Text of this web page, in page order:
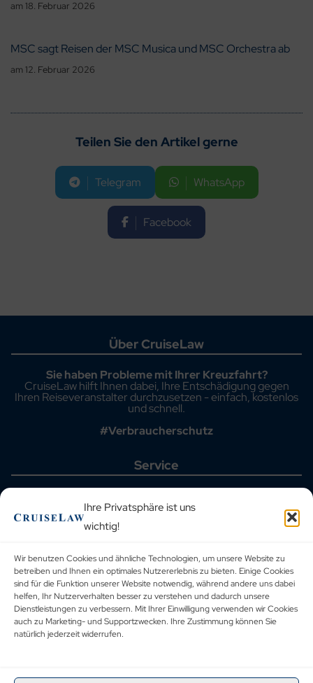
Ihre Privatsphäre ist uns
wichtig!
Wir benutzen Cookies und ähnliche Technologien, um unsere Website zu
betreiben und Ihnen ein optimales Nutzererlebnis zu bieten. Einige Cookies
sind für die Funktion unserer Website notwendig, während andere uns dabei
helfen, Ihr Nutzerverhalten besser zu verstehen und dadurch unsere
Dienstleistungen zu verbessern. Mit Ihrer Einwilligung verwenden wir Cookies
auch zu Marketing- und Supportzwecken. Ihre Zustimmung können Sie
natürlich jederzeit widerrufen.
am 18. Februar 2026
MSC sagt Reisen der MSC Musica und MSC Orchestra ab
am 12. Februar 2026
Teilen Sie den Artikel gerne
Telegram WhatsApp
Facebook
Über CruiseLaw
Sie haben Probleme mit Ihrer Kreuzfahrt?
CruiseLaw hilft Ihnen dabei, Ihre Entschädigung gegen
Ihren Reiseveranstalter durchzusetzen - einfach, kostenlos
und schnell.
#Verbraucherschutz
Service
Aktuelle Fälle
Kreuzfahrthäfen
Blog
Urteilsdatenbank
Kontakt
Rechtliches
Allgemeine Geschäftsbedingungen